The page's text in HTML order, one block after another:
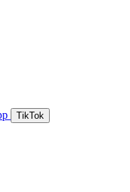
TikTok